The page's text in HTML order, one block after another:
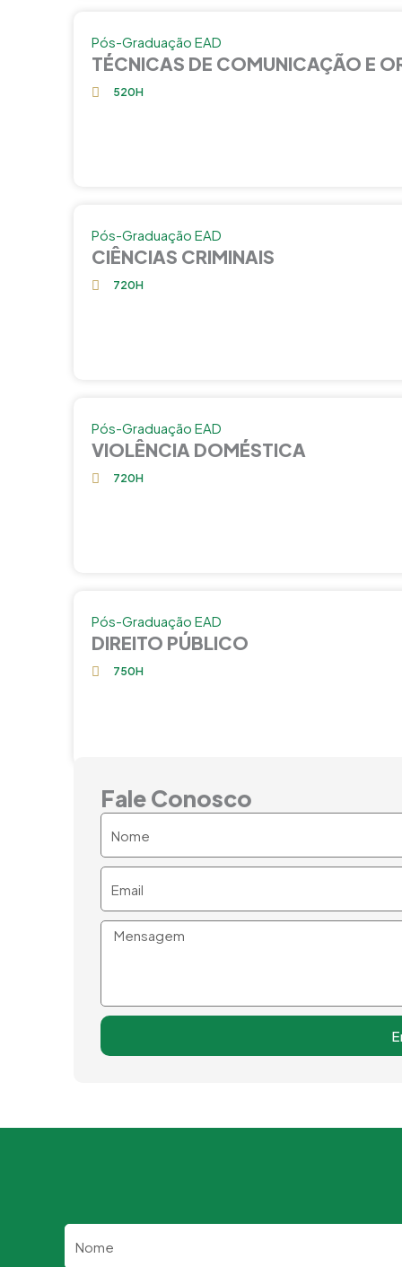
Pós-Graduação EAD
TÉCNICAS DE COMUNICAÇÃO E
520H
Pós-Graduação EAD
CIÊNCIAS CRIMINAIS
720H
Pós-Graduação EAD
VIOLÊNCIA DOMÉSTICA
720H
Pós-Graduação EAD
DIREITO PÚBLICO
750H
Fale Conosco
Mensagem